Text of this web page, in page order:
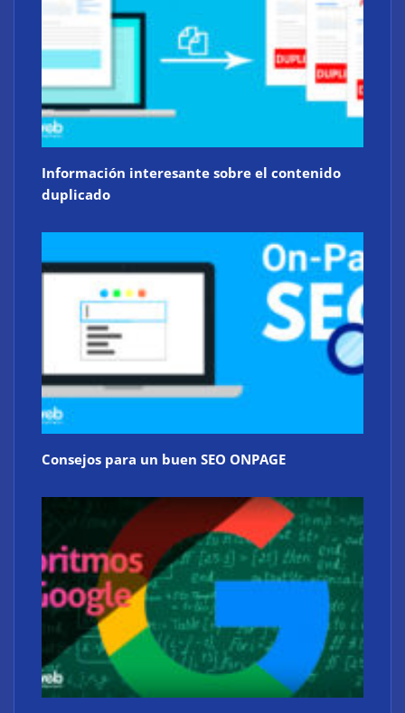
Información interesante sobre el contenido
duplicado
Consejos para un buen SEO ONPAGE